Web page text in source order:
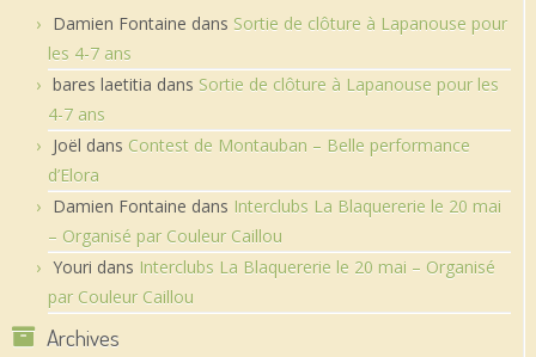
Damien Fontaine dans Sortie de clôture à Lapanouse pour
les 4-7 ans
bares laetitia dans Sortie de clôture à Lapanouse pour les
4-7 ans
Joël dans Contest de Montauban – Belle performance
d’Elora
Damien Fontaine dans Interclubs La Blaquererie le 20 mai
– Organisé par Couleur Caillou
Youri dans Interclubs La Blaquererie le 20 mai – Organisé
par Couleur Caillou
Archives